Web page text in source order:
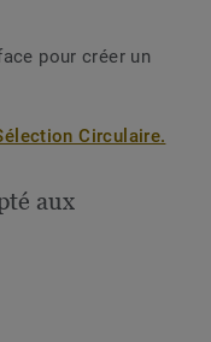
pour créer un
Circulaire.
aux